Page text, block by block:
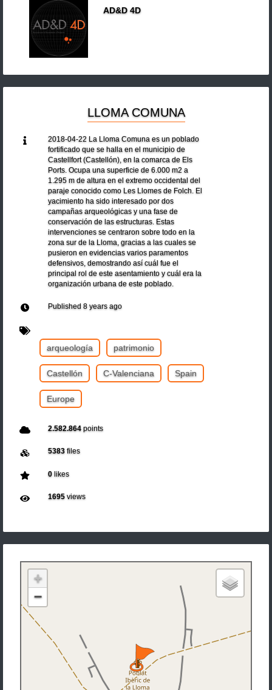
AD&D 4D
LLOMA COMUNA
2018-04-22 La Lloma Comuna es un poblado
fortificado que se halla en el municipio de
Castellfort (Castellón), en la comarca de Els
Ports. Ocupa una superficie de 6.000 m2 a
1.295 m de altura en el extremo occidental del
paraje conocido como Les Llomes de Folch. El
yacimiento ha sido interesado por dos
campañas arqueológicas y una fase de
conservación de las estructuras. Estas
intervenciones se centraron sobre todo en la
zona sur de la Lloma, gracias a las cuales se
pusieron en evidencias varios paramentos
defensivos, demostrando así cuál fue el
principal rol de este asentamiento y cuál era la
organización urbana de este poblado.
Published 8 years ago
arqueología patrimonio
Castellón C-Valenciana Spain
Europe
2.582.864points
5383files
0likes
1695views
+
−